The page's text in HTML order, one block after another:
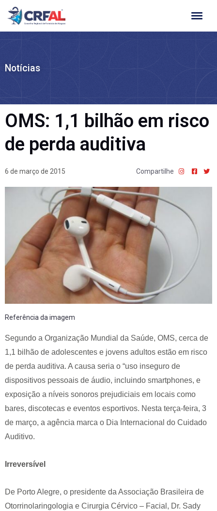
Ir
para
Notícias
OMS: 1,1 bilhão em risco
de perda auditiva
6 de março de 2015 Compartilhe
Referência da imagem
Segundo a Organização Mundial da Saúde, OMS, cerca de
1,1 bilhão de adolescentes e jovens adultos estão em risco
de perda auditiva. A causa seria o “uso inseguro de
dispositivos pessoais de áudio, incluindo smartphones, e
exposição a níveis sonoros prejudiciais em locais como
bares, discotecas e eventos esportivos. Nesta terça-feira, 3
de março, a agência marca o Dia Internacional do Cuidado
Auditivo.
Irreversível
De Porto Alegre, o presidente da Associação Brasileira de
Otorrinolaringologia e Cirurgia Cérvico – Facial, Dr. Sady